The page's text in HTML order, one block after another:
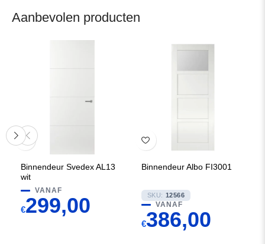
Aanbevolen producten
Binnendeur Svedex AL13
wit
VANAF
€299,00
Binnendeur Albo FI3001
SKU: 12566
VANAF
€386,00